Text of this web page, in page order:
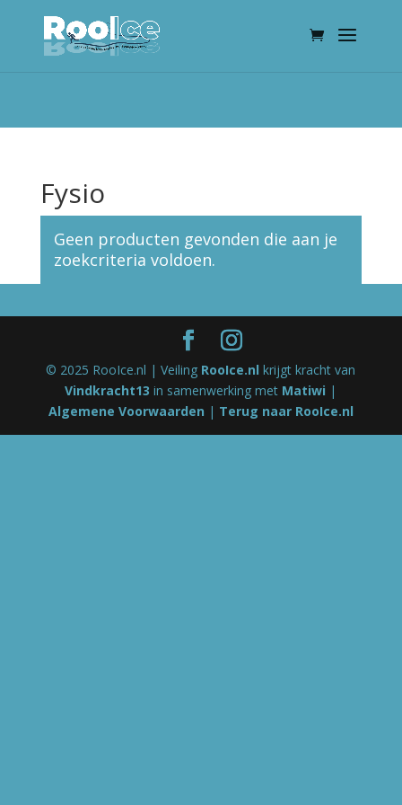
Fysio
Geen producten gevonden die aan je
zoekcriteria voldoen.
© 2025 RooIce.nl | Veiling RooIce.nl krijgt kracht van
Vindkracht13 in samenwerking met Matiwi |
Algemene Voorwaarden | Terug naar RooIce.nl